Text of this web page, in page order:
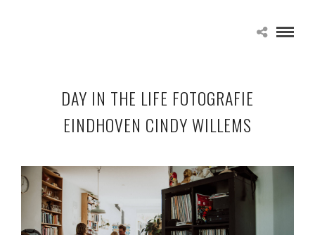
DAY IN THE LIFE FOTOGRAFIE
EINDHOVEN CINDY WILLEMS